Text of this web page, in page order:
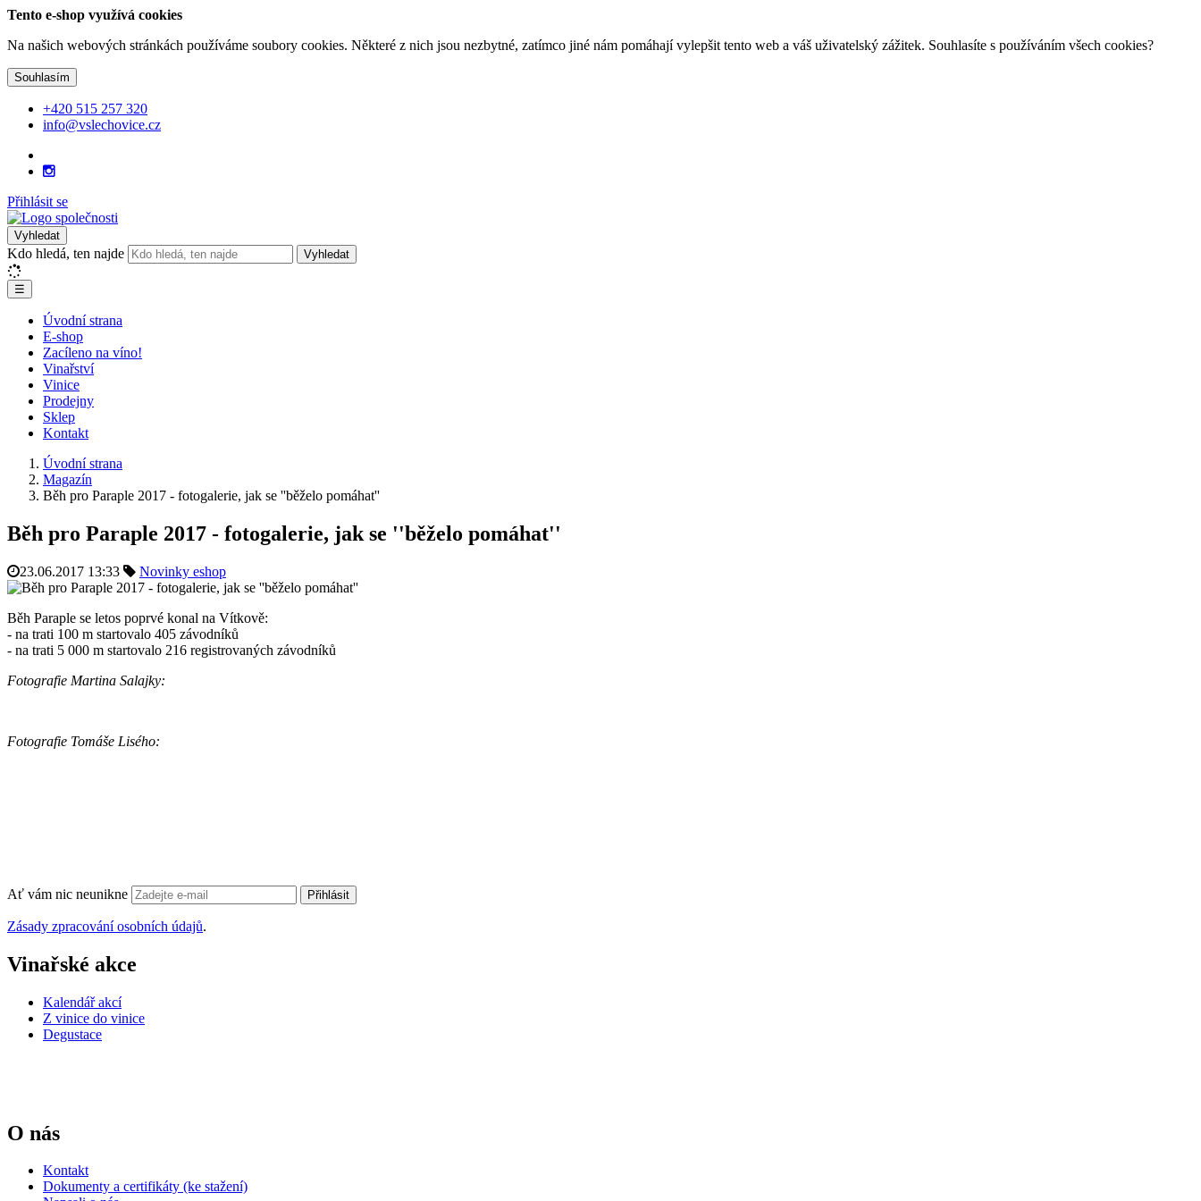
Tento e-shop využívá cookies
Na našich webových stránkách používáme soubory cookies. Některé z nich jsou nezbytné, zatímco jiné nám pomáhají vylepšit tento web a váš uživatelský zážitek. Souhlasíte s používáním všech cookies?
Souhlasím
+420 515 257 320
info@vslechovice.cz
Přihlásit se
Vyhledat
Kdo hledá, ten najde Vyhledat
☰
Úvodní strana
E-shop
Zacíleno na víno!
Vinařství
Vinice
Prodejny
Sklep
Kontakt
Úvodní strana
Magazín
Běh pro Paraple 2017 - fotogalerie, jak se ''běželo pomáhat''
Běh pro Paraple 2017 - fotogalerie, jak se ''běželo pomáhat''
23.06.2017 13:33 Novinky eshop
Běh Paraple se letos poprvé konal na Vítkově:
- na trati 100 m startovalo 405 závodníků
- na trati 5 000 m startovalo 216 registrovaných závodníků
Fotografie Martina Salajky:
Fotografie Tomáše Lisého:
Ať vám nic neunikne Přihlásit
Zásady zpracování osobních údajů.
Vinařské akce
Kalendář akcí
Z vinice do vinice
Degustace
O nás
Kontakt
Dokumenty a certifikáty (ke stažení)